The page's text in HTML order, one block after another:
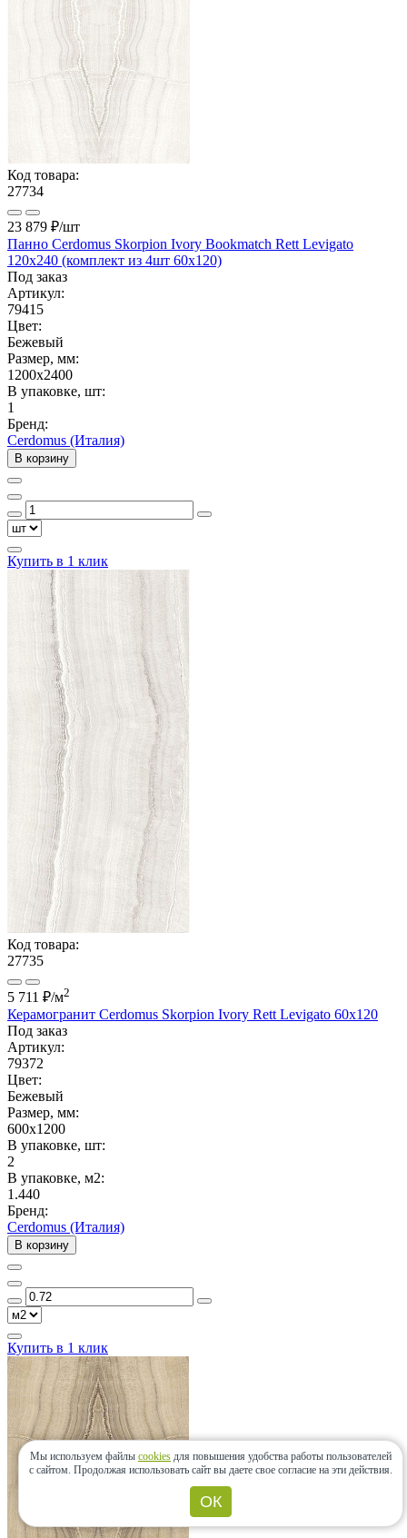
Код товара:
27734
23 879 ₽/шт
Панно Cerdomus Skorpion Ivory Bookmatch Rett Levigato
120x240 (комплект из 4шт 60х120)
Под заказ
Артикул:
79415
Цвет:
Бежевый
Размер, мм:
1200x2400
В упаковке, шт:
1
Бренд:
Cerdomus (Италия)
В корзину
Купить в 1 клик
Код товара:
27735
5 711 ₽/м2
Керамогранит Cerdomus Skorpion Ivory Rett Levigato 60x120
Под заказ
Артикул:
79372
Цвет:
Бежевый
Размер, мм:
600x1200
В упаковке, шт:
2
В упаковке, м2:
1.440
Бренд:
Cerdomus (Италия)
В корзину
Купить в 1 клик
Мы используем файлы cookies для повышения удобства работы пользователей
с сайтом. Продолжая использовать сайт вы даете свое согласие на эти действия.
ОК